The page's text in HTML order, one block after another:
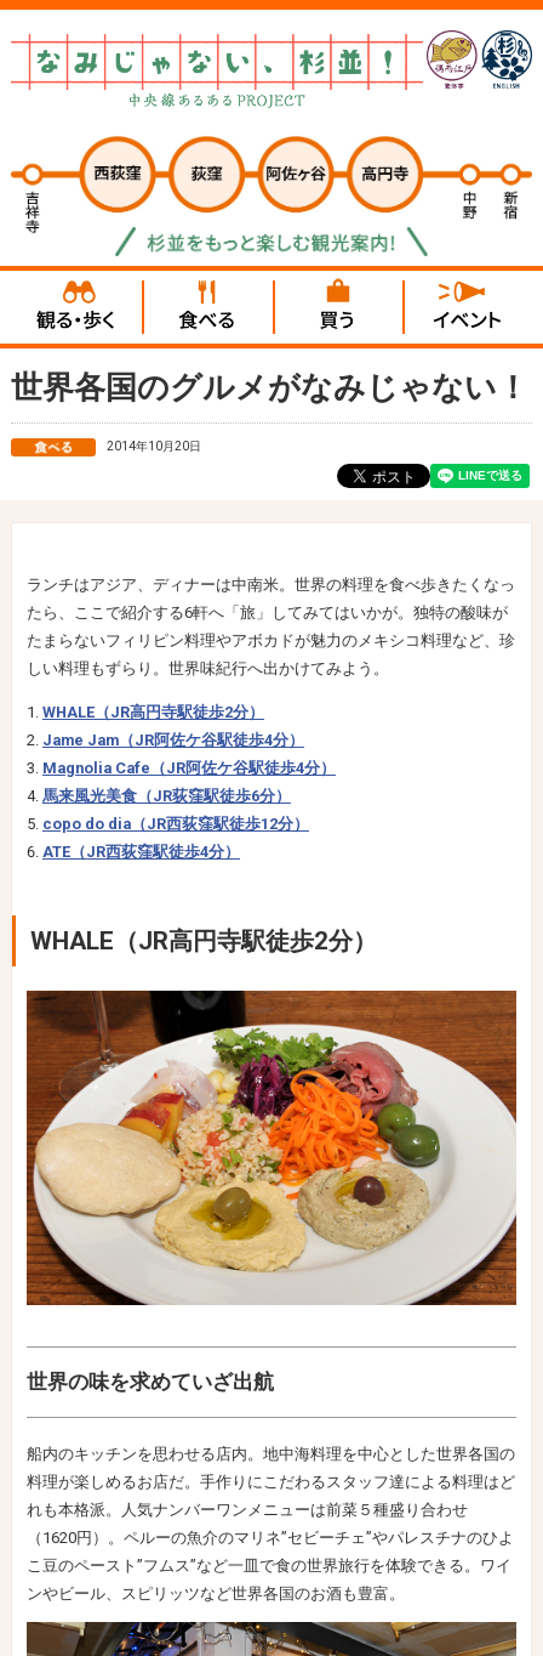
世界各国のグルメがなみじゃない！
2014年10月20日
ランチはアジア、ディナーは中南米。世界の料理を食べ歩きたくなっ
たら、ここで紹介する6軒へ「旅」してみてはいかが。独特の酸味が
たまらないフィリピン料理やアボカドが魅力のメキシコ料理など、珍
しい料理もずらり。世界味紀行へ出かけてみよう。
WHALE（JR高円寺駅徒歩2分）
Jame Jam（JR阿佐ケ谷駅徒歩4分）
Magnolia Cafe（JR阿佐ケ谷駅徒歩4分）
馬来風光美食（JR荻窪駅徒歩6分）
copo do dia（JR西荻窪駅徒歩12分）
ATE（JR西荻窪駅徒歩4分）
WHALE（JR高円寺駅徒歩2分）
世界の味を求めていざ出航
船内のキッチンを思わせる店内。地中海料理を中心とした世界各国の
料理が楽しめるお店だ。手作りにこだわるスタッフ達による料理はど
れも本格派。人気ナンバーワンメニューは前菜５種盛り合わせ
（1620円）。ペルーの魚介のマリネ”セビーチェ”やパレスチナのひよ
こ豆のペースト”フムス”など一皿で食の世界旅行を体験できる。ワイ
ンやビール、スピリッツなど世界各国のお酒も豊富。